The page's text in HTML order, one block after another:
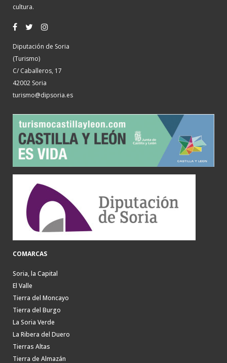
cultura.
Diputación de Soria
(Turismo)
C/ Caballeros, 17
42002 Soria
turismo@dipsoria.es
COMARCAS
Soria, la Capital
El Valle
Tierra del Moncayo
Tierra del Burgo
La Soria Verde
La Ribera del Duero
Tierras Altas
Tierra de Almazán